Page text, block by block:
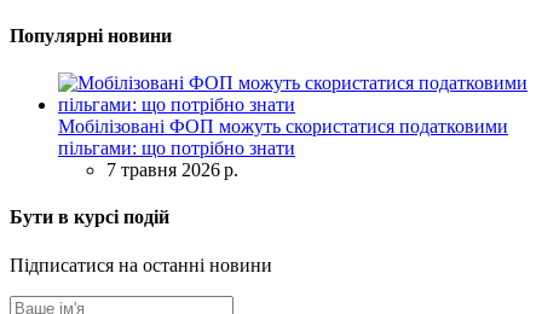
Популярні новини
Мобілізовані ФОП можуть скористатися податковими
пільгами: що потрібно знати
7 травня 2026 р.
Бути в курсі подій
Підписатися на останні новини